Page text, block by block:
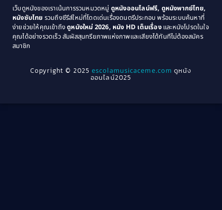
Community(1)
Crime อาชญากรรม(78)
Cult Film(4)
1971
1970
1969
1968
1964
1963
1940
เว็บดูหนังของเราเน้นการรวมหมวดหมู่ ดูหนังออนไลน์ฟรี, ดูหนังพากย์ไทย,
หนังซับไทย รวมถึงซีรีส์ใหม่ที่โดดเด่นเรื่องดนตรีประกอบ พร้อมระบบค้นหาที่
ง่ายช่วยให้คุณเข้าถึงดูหนังใหม่ 2026, หนัง HD เต็มเรื่องและหนังโปรดในใจ
คุณได้อย่างรวดเร็ว สัมผัสสุนทรียภาพแห่งภาพและเสียงได้ทันทีไม่ต้องสมัคร
สมาชิก
Copyright © 2025escolamusicaceme.com ดูหนัง
ออนไลน์2025